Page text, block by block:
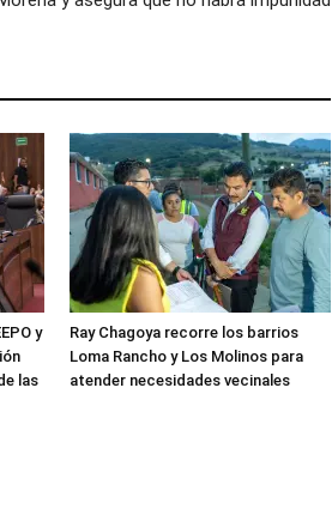
y
las
Ray Chagoya recorre los barrios
Loma Rancho y Los Molinos para
atender necesidades vecinales